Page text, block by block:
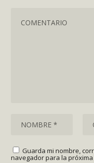
Guarda mi nombre,
navegador para la